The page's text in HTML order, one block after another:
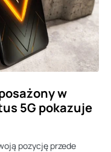
w
5G pokazuje
pozycję przede